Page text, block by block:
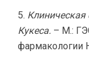
Кукеса. – М.:
фармакологии